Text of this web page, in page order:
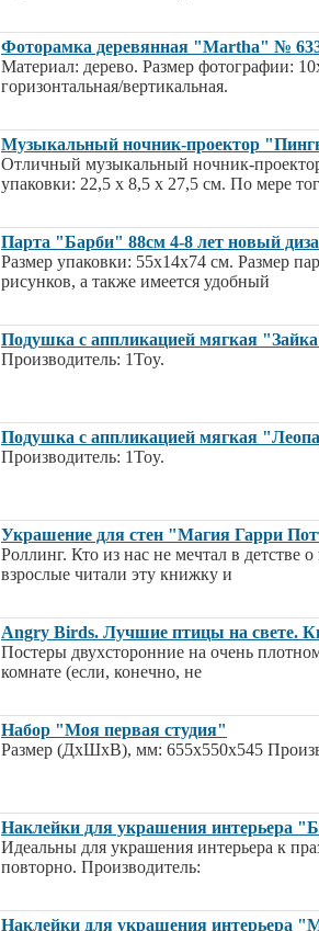
Фоторамка деревянная "Martha" №
Материал: дерево. Размер фотографии:
горизонтальная/вертикальная.
Музыкальный ночник-проектор
Отличный музыкальный ночник-
упаковки: 22,5 х 8,5 х 27,5 см. По мере
Парта "Барби" 88см 4-8 лет новый
Размер упаковки: 55х14х74 см. Размер
рисунков, а также имеется удобный
Подушка с аппликацией мягкая
Производитель: 1Toy.
Подушка с аппликацией мягкая
Производитель: 1Toy.
Украшение для стен "Магия Гарри
Роллинг. Кто из нас не мечтал в
взрослые читали эту книжку и
Angry Birds. Лучшие птицы на свете.
Постеры двухсторонние на очень
комнате (если, конечно, не
Набор "Моя первая студия"
Размер (ДхШхВ), мм: 655x550x545
Наклейки для украшения интерьера
Идеальны для украшения интерьера к
повторно. Производитель:
Наклейки для украшения интерьера